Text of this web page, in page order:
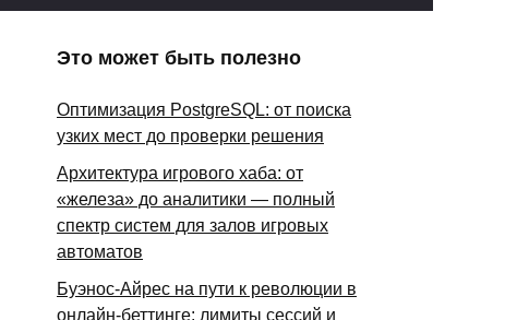
Это может быть полезно
Оптимизация PostgreSQL: от поиска
узких мест до проверки решения
Архитектура игрового хаба: от
«железа» до аналитики — полный
спектр систем для залов игровых
автоматов
Буэнос-Айрес на пути к революции в
онлайн-беттинге: лимиты сессий и